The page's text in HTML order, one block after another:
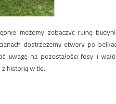
możemy zobaczyć ruinę
dostrzeżemy otwory po
uwagę na pozostałości fosy i
historią w tle.